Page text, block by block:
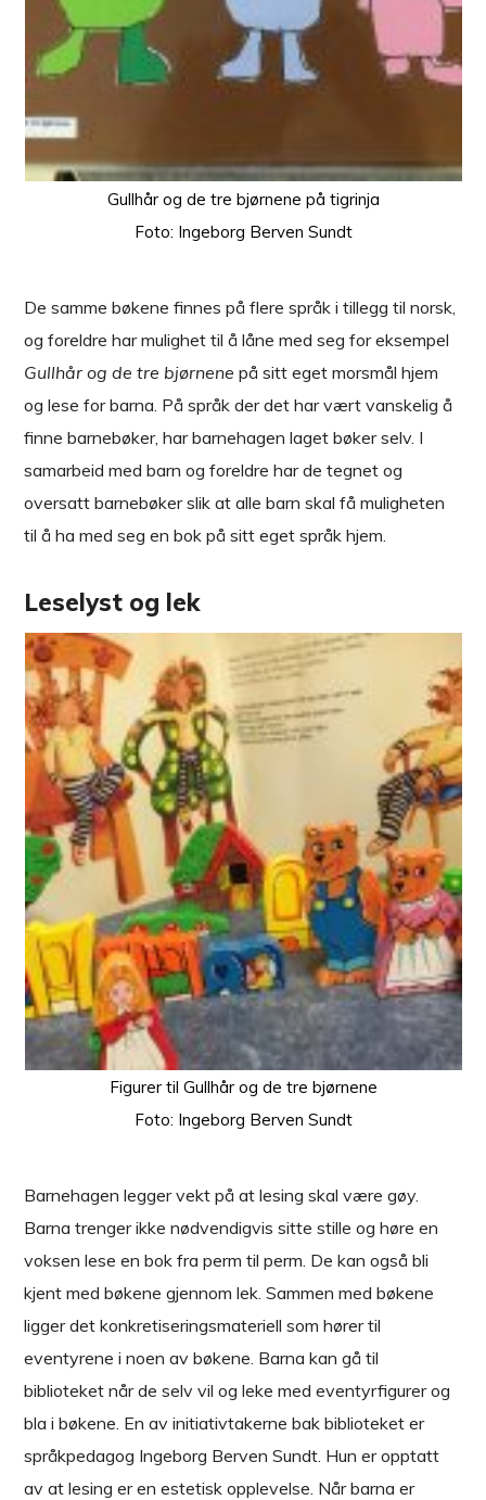
Gullhår og de tre bjørnene på tigrinja
Foto: Ingeborg Berven Sundt
De samme bøkene finnes på flere språk i tillegg til norsk,
og foreldre har mulighet til å låne med seg for eksempel
Gullhår og de tre bjørnene på sitt eget morsmål hjem
og lese for barna. På språk der det har vært vanskelig å
finne barnebøker, har barnehagen laget bøker selv. I
samarbeid med barn og foreldre har de tegnet og
oversatt barnebøker slik at alle barn skal få muligheten
til å ha med seg en bok på sitt eget språk hjem.
Leselyst og lek
Figurer til Gullhår og de tre bjørnene
Foto: Ingeborg Berven Sundt
Barnehagen legger vekt på at lesing skal være gøy.
Barna trenger ikke nødvendigvis sitte stille og høre en
voksen lese en bok fra perm til perm. De kan også bli
kjent med bøkene gjennom lek. Sammen med bøkene
ligger det konkretiseringsmateriell som hører til
eventyrene i noen av bøkene. Barna kan gå til
biblioteket når de selv vil og leke med eventyrfigurer og
bla i bøkene. En av initiativtakerne bak biblioteket er
språkpedagog Ingeborg Berven Sundt. Hun er opptatt
av at lesing er en estetisk opplevelse. Når barna er